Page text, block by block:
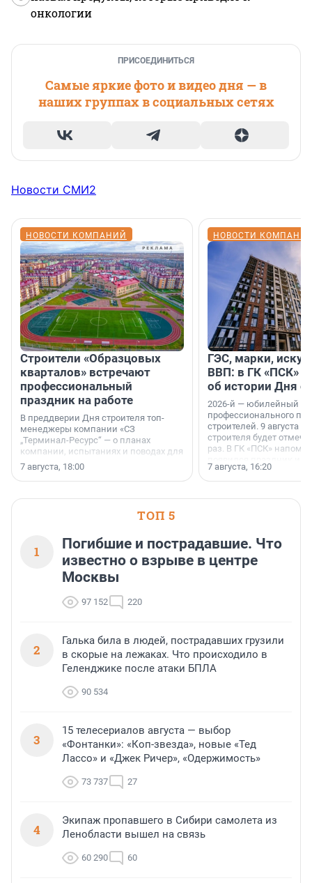
онкологии
ПРИСОЕДИНИТЬСЯ
Самые яркие фото и видео дня — в
наших группах в социальных сетях
Новости СМИ2
НОВОСТИ КОМПАНИЙ
Строители «Образцовых
кварталов» встречают
профессиональный
праздник на работе
В преддверии Дня строителя топ-
менеджеры компании «СЗ
„Терминал-Ресурс“ — о планах
компании, испытаниях и поводах для
осторожного оптимизма.
7 августа, 18:00
НОВОСТИ
ГЭС, марки,
ВВП: в ГК «ПСК»
об истории Дня
2026-й — юбилейный
профессионального
строителей. 9 августа
строителя будет
раз. В ГК «ПСК»
поменялась роль
7 августа, 16:20
ТОП 5
1
Погибшие и пострадавшие. Что
известно о взрыве в центре
Москвы
97 152 220
2
Галька била в людей, пострадавших грузили
в скорые на лежаках. Что происходило в
Геленджике после атаки БПЛА
90 534
3
15 телесериалов августа — выбор
«Фонтанки»: «Коп-звезда», новые «Тед
Лассо» и «Джек Ричер», «Одержимость»
73 737 27
4
Экипаж пропавшего в Сибири самолета из
Ленобласти вышел на связь
60 290 60